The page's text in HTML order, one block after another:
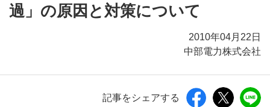
過」の原因と対策について
2010年04月22日
中部電力株式会社
記事をシェアする